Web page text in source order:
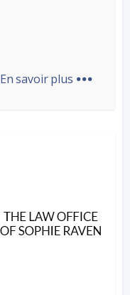
En savoir plus ...